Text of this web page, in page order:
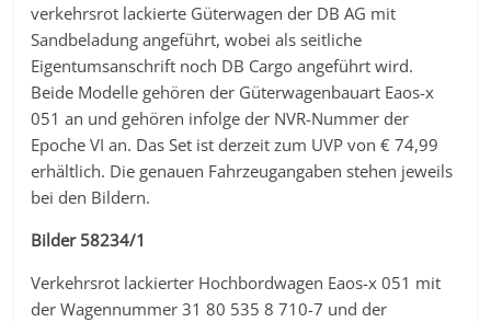
verkehrsrot lackierte Güterwagen der DB AG mit
Sandbeladung angeführt, wobei als seitliche
Eigentumsanschrift noch DB Cargo angeführt wird.
Beide Modelle gehören der Güterwagenbauart Eaos-x
051 an und gehören infolge der NVR-Nummer der
Epoche VI an. Das Set ist derzeit zum UVP von € 74,99
erhältlich. Die genauen Fahrzeugangaben stehen jeweils
bei den Bildern.
Bilder 58234/1
Verkehrsrot lackierter Hochbordwagen Eaos-x 051 mit
der Wagennummer 31 80 535 8 710-7 und der